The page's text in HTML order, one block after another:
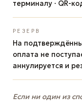
терминалу · QR-
РЕЗЕРВ
На
оплата не
аннулируется и
Если ни один из